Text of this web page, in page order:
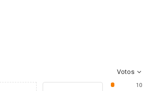
Votos
10